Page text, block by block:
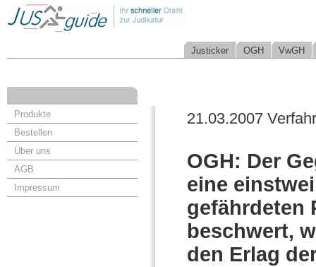
Justicker OGH VwGH
Produkte
Bestellen
Über uns
AGB
Impressum
21.03.2007
OGH: Der
eine
gefährdeten
beschwert,
den Erlag